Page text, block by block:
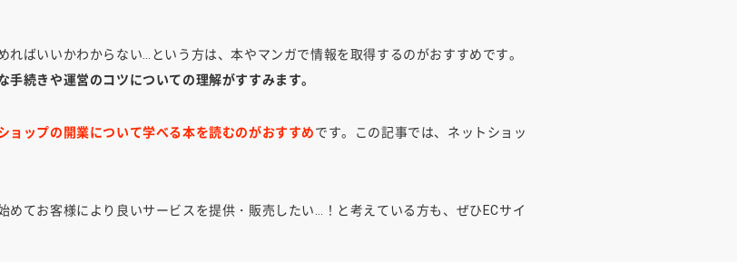
ばいいかわからない…という方は、本やマンガで情報を取得するのがおすすめです。
手続きや運営のコツについての理解がすすみます。
ョップの開業について学べる本を読むのがおすすめです。この記事では、ネットショッ
めてお客様により良いサービスを提供・販売したい…！と考えている方も、ぜひECサイ